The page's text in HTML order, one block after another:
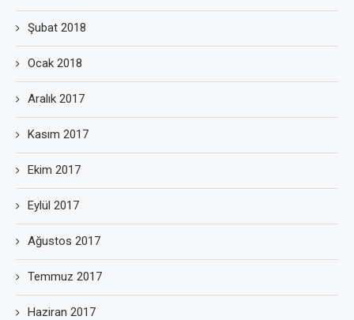
Şubat 2018
Ocak 2018
Aralık 2017
Kasım 2017
Ekim 2017
Eylül 2017
Ağustos 2017
Temmuz 2017
Haziran 2017